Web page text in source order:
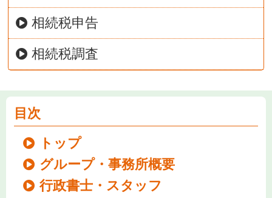
相続税申告
相続税調査
目次
トップ
グループ・事務所概要
行政書士・スタッフ